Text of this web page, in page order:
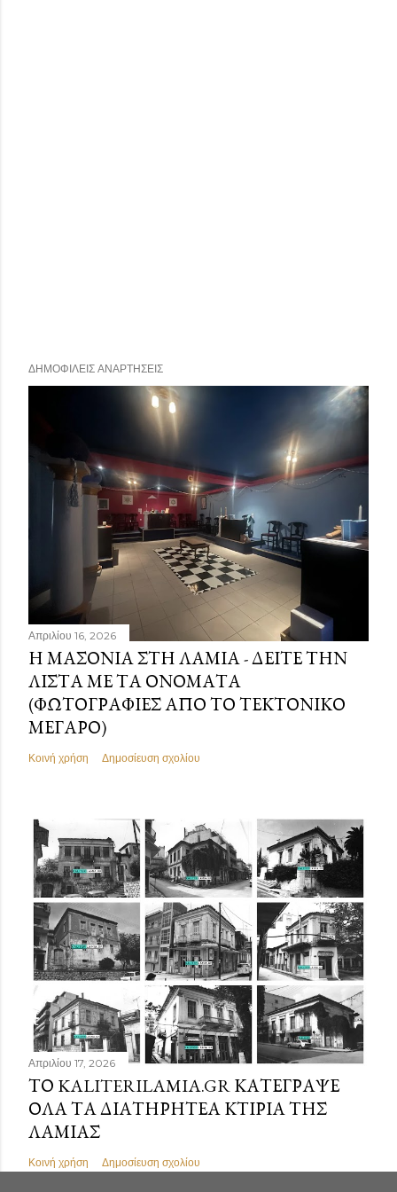
ΔΗΜΟΦΙΛΕΊΣ ΑΝΑΡΤΉΣΕΙΣ
Απριλίου 16, 2026
Η ΜΑΣΟΝΊΑ ΣΤΗ ΛΑΜΊΑ - ΔΕΊΤΕ ΤΗΝ
ΛΊΣΤΑ ΜΕ ΤΑ ΟΝΌΜΑΤΑ
(ΦΩΤΟΓΡΑΦΊΕΣ ΑΠΌ ΤΟ ΤΕΚΤΟΝΙΚΌ
ΜΈΓΑΡΟ)
Κοινή χρήση Δημοσίευση σχολίου
Απριλίου 17, 2026
ΤΟ KALITERILAMIA.GR ΚΑΤΈΓΡΑΨΕ
ΌΛΑ ΤΑ ΔΙΑΤΗΡΗΤΈΑ ΚΤΊΡΙΑ ΤΗΣ
ΛΑΜΊΑΣ
Κοινή χρήση Δημοσίευση σχολίου